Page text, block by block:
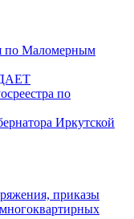
по Маломерным
по
Иркутской
приказы